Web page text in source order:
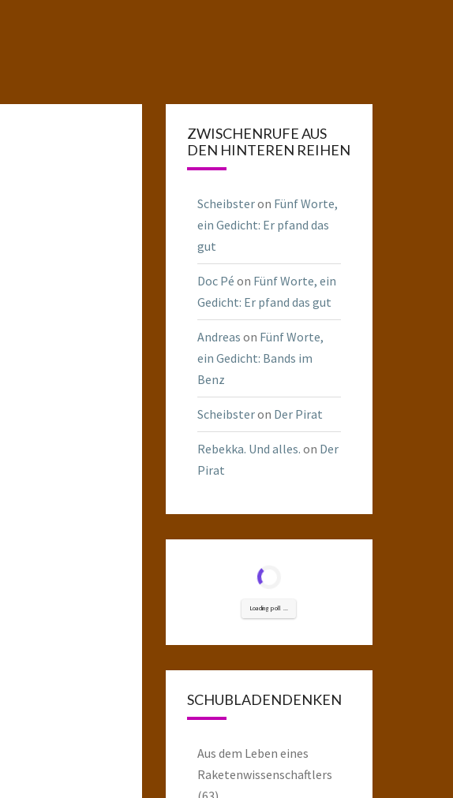
ZWISCHENRUFE AUS
DEN HINTEREN REIHEN
Scheibsteron Fünf Worte,
ein Gedicht: Er pfand das
gut
Doc Pé on Fünf Worte, ein
Gedicht: Er pfand das gut
Andreas on Fünf Worte,
ein Gedicht: Bands im
Benz
Scheibsteron Der Pirat
Rebekka. Und alles. on Der
Pirat
Loading poll ...
SCHUBLADENDENKEN
Aus dem Leben eines
Raketenwissenschaftlers